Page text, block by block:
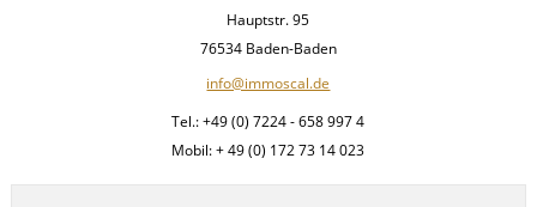
Hauptstr. 95
76534 Baden-Baden
info@immoscal.de
Tel.: +49 (0) 7224 - 658 997 4
Mobil: + 49 (0) 172 73 14 023